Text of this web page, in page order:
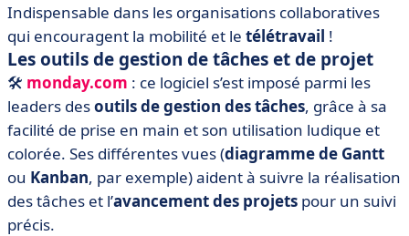
Indispensable dans les organisations collaboratives
qui encouragent la mobilité et le télétravail !
Les outils de gestion de tâches et de projet
🛠️ monday.com : ce logiciel s’est imposé parmi les
leaders desoutils de gestion des tâches, grâce à sa
facilité de prise en main et son utilisation ludique et
colorée. Ses différentes vues (diagramme de Gantt
ou Kanban, par exemple) aident à suivre la réalisation
des tâches et l’avancement des projets pour un suivi
précis.